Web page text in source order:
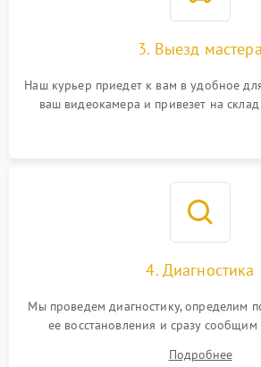
3. Выезд мастера
Наш курьер приедет к вам в удобное
ваш видеокамера и привезет на
4. Диагностика
Мы проведем диагностику, определим
ее восстановления и сразу
Подробнее